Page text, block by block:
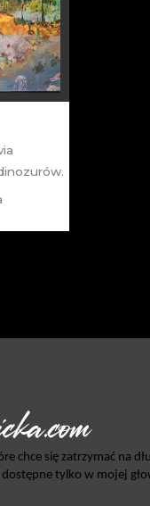
chce się zatrzymać na
tylko w mojej